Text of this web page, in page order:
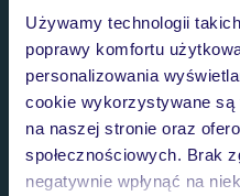
Używamy technologii
poprawy komfortu
personalizowania
cookie wykorzystywane są
na naszej stronie oraz
społecznościowych. Brak
negatywnie wpłynąć na